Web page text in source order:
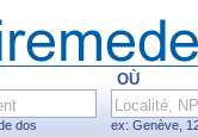
dos
OÙ
ex: Genève,